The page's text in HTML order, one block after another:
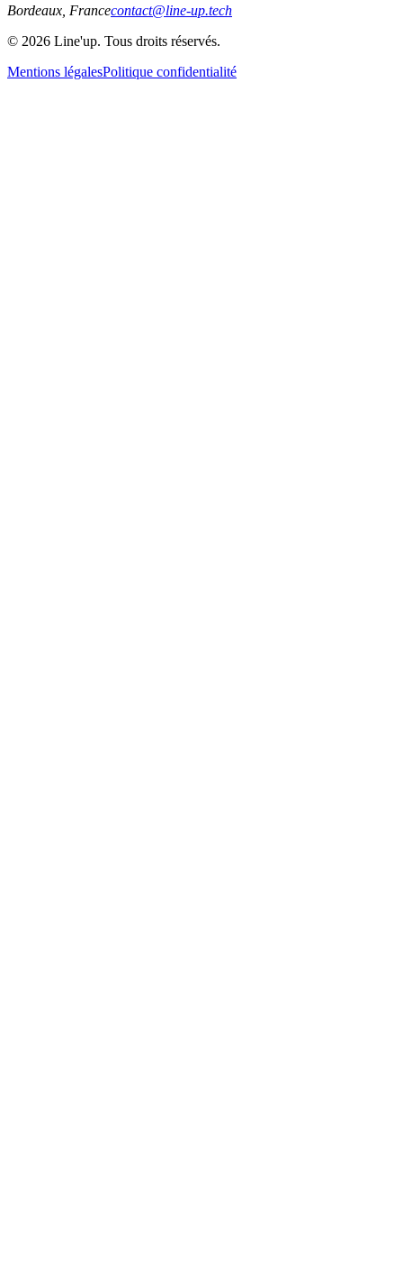
Bordeaux, Francecontact@line-up.tech
© 2026 Line'up. Tous droits réservés.
Mentions légalesPolitique confidentialité